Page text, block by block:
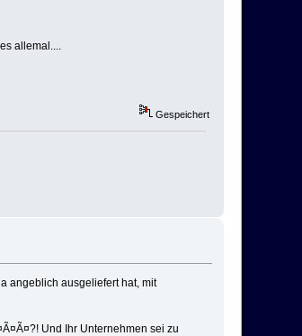
allemal....
Gespeichert
angeblich ausgeliefert hat, mit
Und Ihr Unternehmen sei zu